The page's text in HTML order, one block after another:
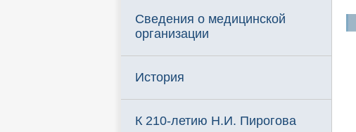
Сведения о медицинской
организации
История
К 210-летию Н.И. Пирогова